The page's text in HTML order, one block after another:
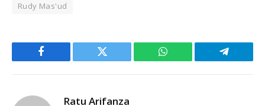
Rudy Mas'ud
Facebook Twitter WhatsApp Telegram
Ratu Arifanza